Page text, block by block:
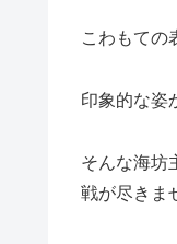
こわもての
印象的な姿
そんな海坊
戦が尽きま